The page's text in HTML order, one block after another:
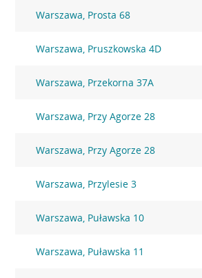
Warszawa, Prosta 68
Warszawa, Pruszkowska 4D
Warszawa, Przekorna 37A
Warszawa, Przy Agorze 28
Warszawa, Przy Agorze 28
Warszawa, Przylesie 3
Warszawa, Puławska 10
Warszawa, Puławska 11